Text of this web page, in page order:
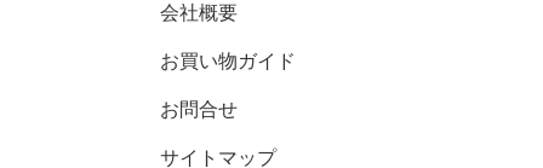
会社概要
お買い物ガイド
お問合せ
サイトマップ